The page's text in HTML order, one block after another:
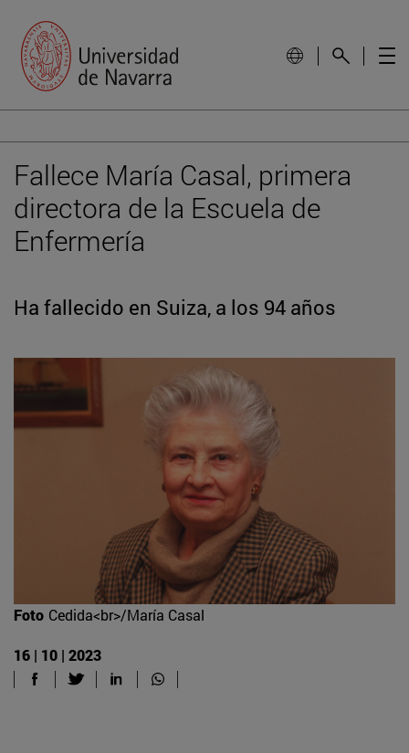
Fallece María Casal, primera
directora de la Escuela de
Enfermería
Ha fallecido en Suiza, a los 94 años
Foto Cedida<br>/María Casal
16 | 10 | 2023